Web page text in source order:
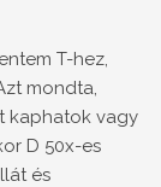
T-hez,
mondta,
kaphatok vagy
D 50x-es
és